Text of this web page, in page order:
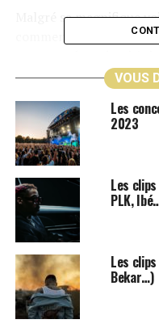
Malgré sa magnifique
commence dur avec ce
mots, ce morceau vous
Allez, viens,
s’trouve
Tu
mon choix,
pas pour la
VOUS
Les
2023
Les
PLK,
Les
Bekar…)